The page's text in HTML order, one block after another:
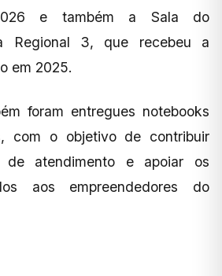
e também a Sala do
Regional 3, que recebeu a
em 2025.
foram entregues notebooks
com o objetivo de contribuir
de atendimento e apoiar os
aos empreendedores do